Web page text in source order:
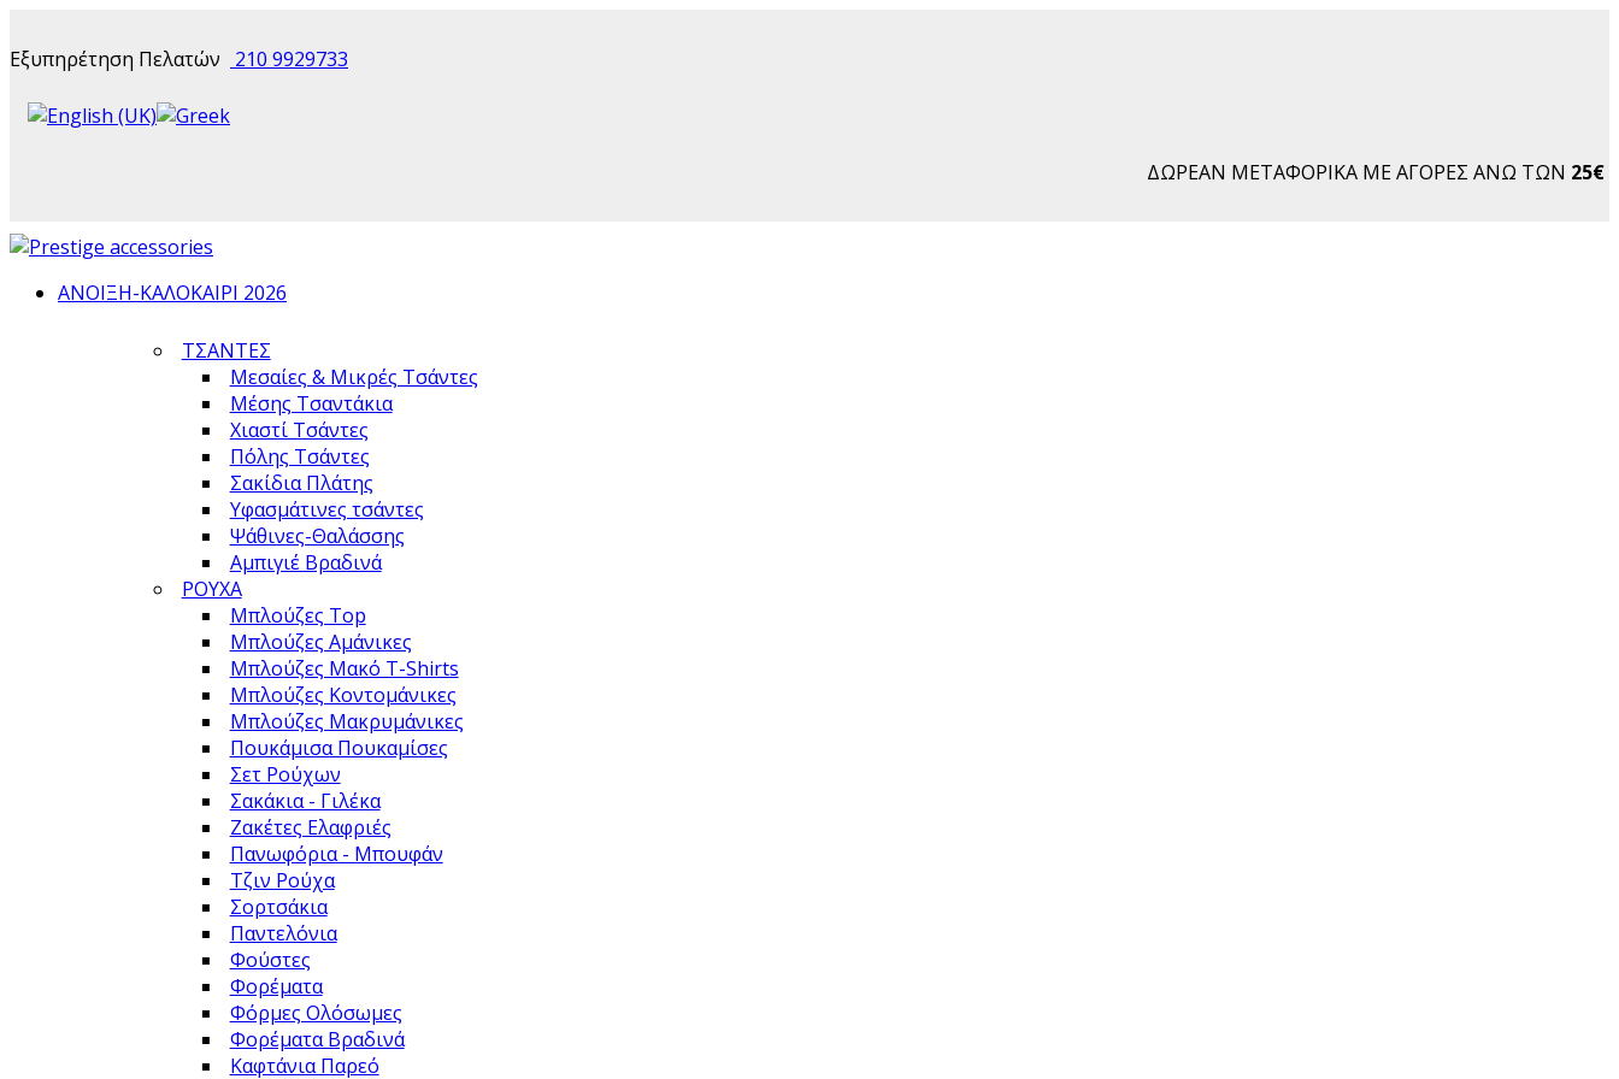
Εξυπηρέτηση Πελατών 210 9929733
ΔΩΡΕΑΝ ΜΕΤΑΦΟΡΙΚΑ ΜΕ ΑΓΟΡΕΣ ΑΝΩ ΤΩΝ 25€
ΑΝΟΙΞΗ-ΚΑΛΟΚΑΙΡΙ 2026
ΤΣΑΝΤΕΣ
Μεσαίες & Μικρές Τσάντες
Μέσης Τσαντάκια
Χιαστί Τσάντες
Πόλης Τσάντες
Σακίδια Πλάτης
Υφασμάτινες τσάντες
Ψάθινες-Θαλάσσης
Αμπιγιέ Βραδινά
ΡΟΥΧΑ
Μπλούζες Top
Μπλούζες Αμάνικες
Μπλούζες Μακό T-Shirts
Μπλούζες Κοντομάνικες
Μπλούζες Μακρυμάνικες
Πουκάμισα Πουκαμίσες
Σετ Ρούχων
Σακάκια - Γιλέκα
Ζακέτες Ελαφριές
Πανωφόρια - Μπουφάν
Τζιν Ρούχα
Σορτσάκια
Παντελόνια
Φούστες
Φορέματα
Φόρμες Ολόσωμες
Φορέματα Βραδινά
Καφτάνια Παρεό